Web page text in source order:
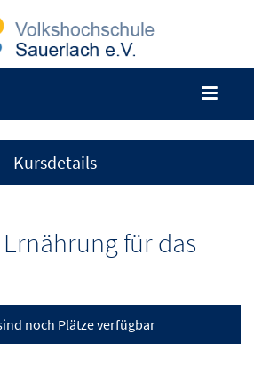
Kursdetails
für das
noch Plätze verfügbar